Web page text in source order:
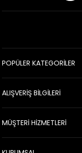
POPÜLER KATEGORİLER
ALIŞVERİŞ BİLGİLERİ
MÜŞTERİ HİZMETLERİ